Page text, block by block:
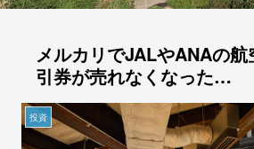
メルカリでJALやANAの
引券が売れなくなった…
投資